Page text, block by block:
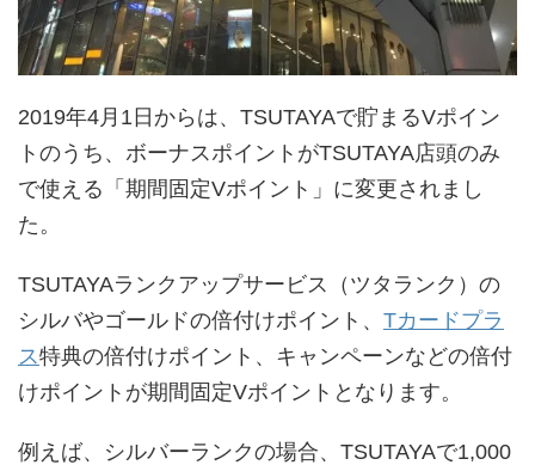
2019年4月1日からは、TSUTAYAで貯まるVポイン
トのうち、ボーナスポイントがTSUTAYA店頭のみ
で使える「期間固定Vポイント」に変更されまし
た。
TSUTAYAランクアップサービス（ツタランク）の
シルバやゴールドの倍付けポイント、 Tカードプラ
ス特典の倍付けポイント、キャンペーンなどの倍付
けポイントが期間固定Vポイントとなります。
例えば、シルバーランクの場合、TSUTAYAで1,000